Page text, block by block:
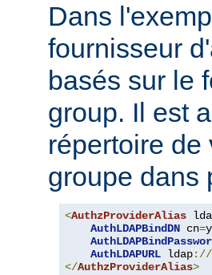
Dans
fournisseur
basés sur le
group. Il est
répertoire de
groupe dans
<AuthzProviderAlias
AuthLDAPBindDN cn=
AuthLDAPURL ldap://
</AuthzProviderAlias>